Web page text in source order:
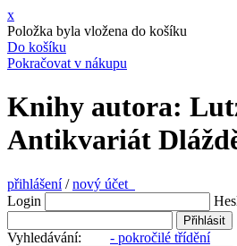
x
Položka byla vložena do košíku
Do košíku
Pokračovat v nákupu
Knihy autora:
Antikvariát
přihlášení/nový účet
Login
Vyhledávání: - pokročilé třídění